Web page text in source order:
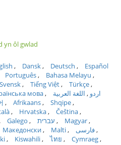
yn ôl gwlad
Dansk Deutsch
Español
Português
Bahasa Melayu
Svensk Tiếng Việt
Türkçe
мова اردو
اللغة العربية
Afrikaans
Shqipe
Hrvatska
Čeština
Galego עברית
Magyar
Македонски Malti
فارسی
Kiswahili ไทย
Cymraeg